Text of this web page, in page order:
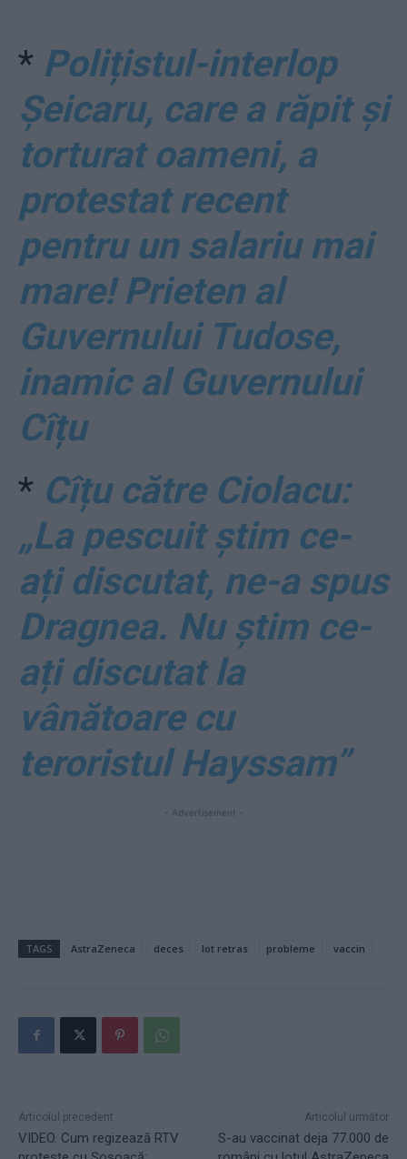
* Polițistul-interlop
Șeicaru, care a răpit și
torturat oameni, a
protestat recent
pentru un salariu mai
mare! Prieten al
Guvernului Tudose,
inamic al Guvernului
Cîțu
* Cîțu către Ciolacu:
„La pescuit știm ce-
ați discutat, ne-a spus
Dragnea. Nu știm ce-
ați discutat la
vânătoare cu
teroristul Hayssam”
- Advertisement -
TAGS AstraZeneca deces lot retras probleme vaccin
Articolul precedent
VIDEO. Cum regizează RTV
Articolul următor
S-au vaccinat deja 77.000 de